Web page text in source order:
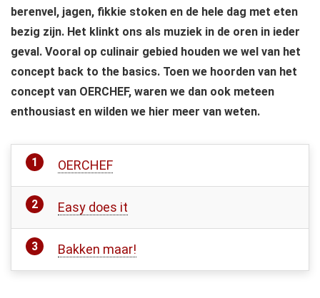
berenvel, jagen, fikkie stoken en de hele dag met eten
bezig zijn. Het klinkt ons als muziek in de oren in ieder
geval. Vooral op culinair gebied houden we wel van het
concept back to the basics. Toen we hoorden van het
concept van OERCHEF, waren we dan ook meteen
enthousiast en wilden we hier meer van weten.
OERCHEF
Easy does it
Bakken maar!